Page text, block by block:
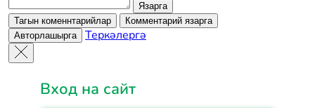
Язарга
Тагын коменнтарийлар
Комментарий язарга
Авторлашырга
Теркәлергә
Вход на сайт